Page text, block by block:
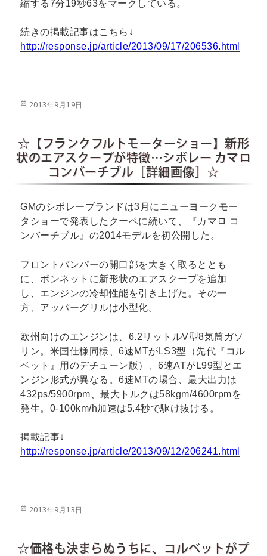
縮する7分19秒63をマークしている。
続きの掲載記事はこちら↓
http://response.jp/article/2013/09/17/206536.html
投
2013年9月19日
☆【フランクフルトモーターショー】新形
状のエアスクープが特徴…シボレー カマロ
コンバーチブル［詳細画像］☆
GMのシボレーブランドは3月にニューヨークモー
タショーで発表したクーペに続いて、『カマロ コ
ンバーチブル』の2014モデルを初公開した。
フロントバンパーの開口部を大きく取るととも
に、ボンネットに新形状のエアスクープを追加
し、エンジンの冷却性能を引き上げた。その一
方、アッパーグリルは小型化。
欧州向けのエンジンは、6.2リットルV型8気筒ガソ
リン。米国仕様同様、6速MTがLS3型（先代『コル
ベット』用のデチューン版）、6速ATがL99型とエ
ンジン形式が異なる。6速MTの場合、最大出力は
432ps/5900rpm、最大トルクは58kgm/4600rpmを
発生。0-100km/h加速は5.4秒で駆け抜ける。
掲載記事↓
http://response.jp/article/2013/09/12/206241.html
投
2013年9月13日
☆価格も決まらぬうちに、コルベットがプ